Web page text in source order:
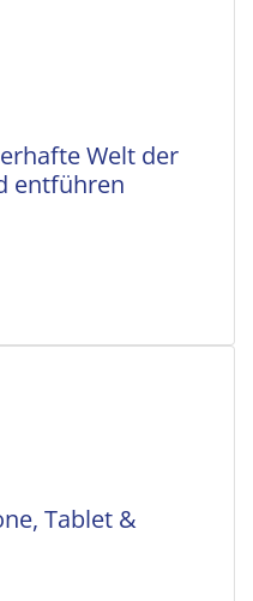
Welt der
entführen
Tablet &